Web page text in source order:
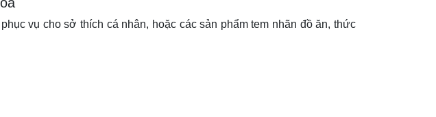
vụ cho sở thích cá nhân, hoặc các sản phẩm tem nhãn đồ ăn, thức